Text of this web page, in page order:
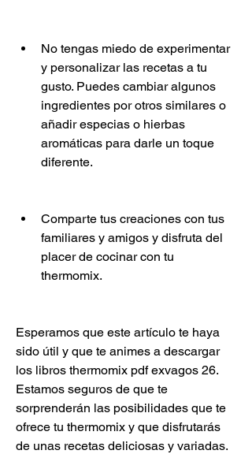
No tengas miedo de experimentar
y personalizar las recetas a tu
gusto. Puedes cambiar algunos
ingredientes por otros similares o
añadir especias o hierbas
aromáticas para darle un toque
diferente.
Comparte tus creaciones con tus
familiares y amigos y disfruta del
placer de cocinar con tu
thermomix.
Esperamos que este artículo te haya
sido útil y que te animes a descargar
los libros thermomix pdf exvagos 26.
Estamos seguros de que te
sorprenderán las posibilidades que te
ofrece tu thermomix y que disfrutarás
de unas recetas deliciosas y variadas.